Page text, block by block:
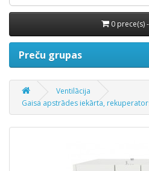
0 prece(s)
Preču grupas
Ventilācija
Gaisa apstrādes iekārta,